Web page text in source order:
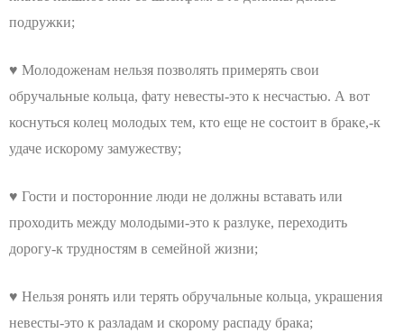
подружки;
♥ Молодоженам нельзя позволять примерять свои
обручальные кольца, фату невесты-это к несчастью. А вот
коснуться колец молодых тем, кто еще не состоит в браке,-к
удаче искорому замужеству;
♥ Гости и посторонние люди не должны вставать или
проходить между молодыми-это к разлуке, переходить
дорогу-к трудностям в семейной жизни;
♥ Нельзя ронять или терять обручальные кольца, украшения
невесты-это к разладам и скорому распаду брака;